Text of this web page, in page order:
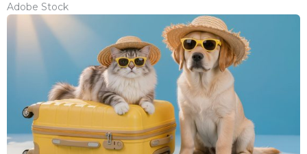
Adobe Stock